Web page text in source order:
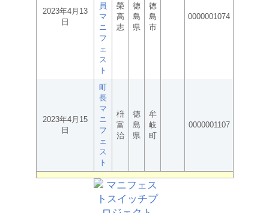
2023年4月13
日
員
マ
ニ
フ
ェ
ス
ト
榮
高
志
徳
島
県
徳
島
市
0000001074
2023年4月15
日
町
長
マ
ニ
フ
ェ
ス
ト
枡
富
治
徳
島
県
牟
岐
町
0000001107